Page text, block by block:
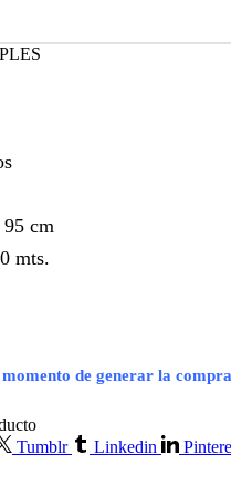
cm
mts.
de generar la
Tumblr Linkedin